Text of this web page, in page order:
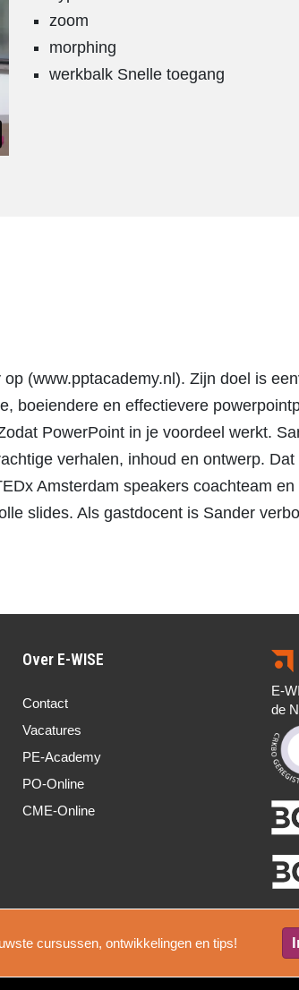
zoom
morphing
werkbalk Snelle toegang
(www.pptacademy.nl). Zijn doel is
boeiendere en effectievere
PowerPoint in je voordeel werkt.
verhalen, inhoud en ontwerp.
Amsterdam speakers coachteam
slides. Als gastdocent is Sander
Over E-WISE
Contact
Vacatures
PE-Academy
PO-Online
CME-Online
E-
de
cursussen, ontwikkelingen en tips!